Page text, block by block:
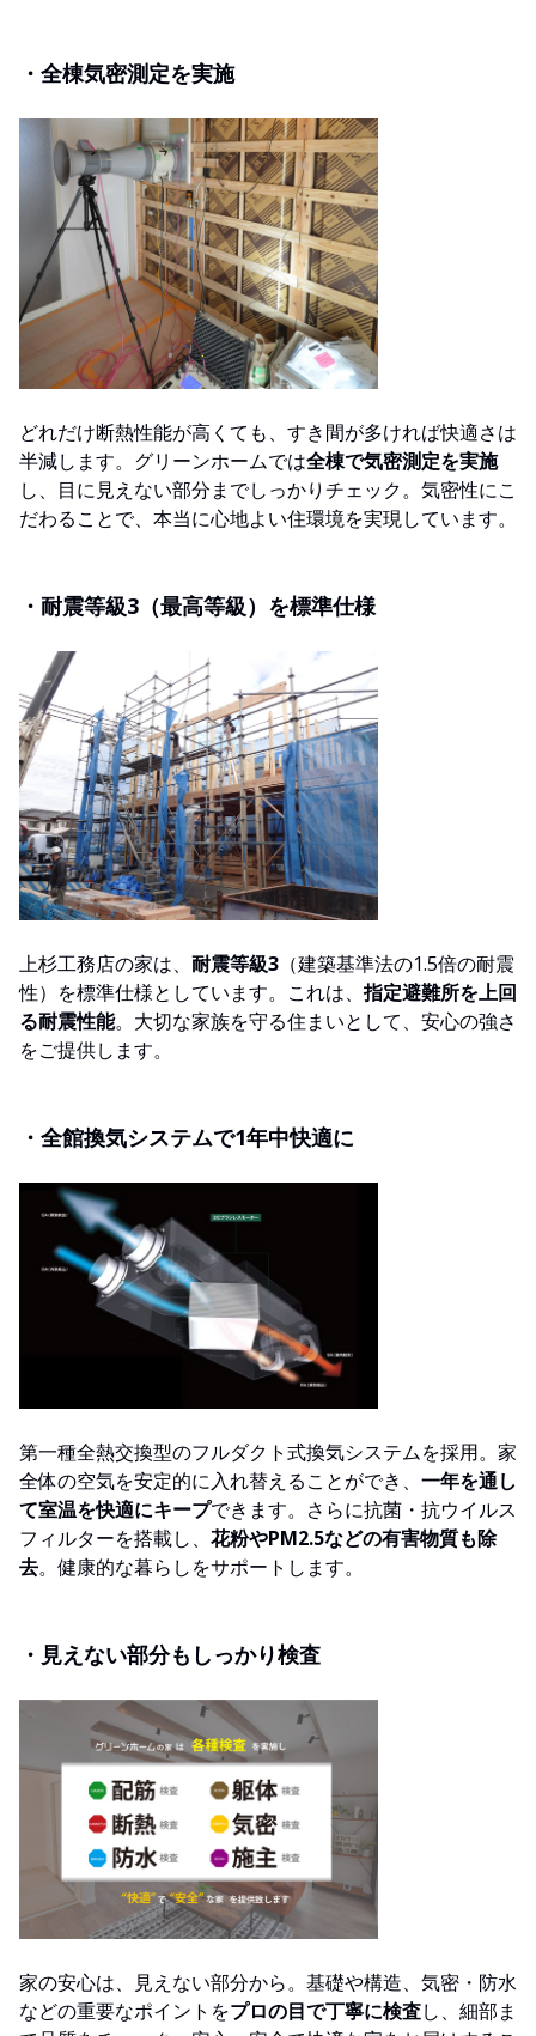
・全棟気密測定を実施
どれだけ断熱性能が高くても、すき間が多ければ快適さは
半減します。グリーンホームでは全棟で気密測定を実施
し、目に見えない部分までしっかりチェック。気密性にこ
だわることで、本当に心地よい住環境を実現しています。
・耐震等級3（最高等級）を標準仕様
上杉工務店の家は、 耐震等級3 （建築基準法の1.5倍の耐震
性）を標準仕様としています。これは、指定避難所を上回
る耐震性能。大切な家族を守る住まいとして、安心の強さ
をご提供します。
・全館換気システムで1年中快適に
第一種全熱交換型のフルダクト式換気システムを採用。家
全体の空気を安定的に入れ替えることができ、 一年を通し
て室温を快適にキープできます。さらに抗菌・抗ウイルス
フィルターを搭載し、 花粉やPM2.5などの有害物質も除
去。健康的な暮らしをサポートします。
・見えない部分もしっかり検査
家の安心は、見えない部分から。基礎や構造、気密・防水
などの重要なポイントをプロの目で丁寧に検査し、細部ま